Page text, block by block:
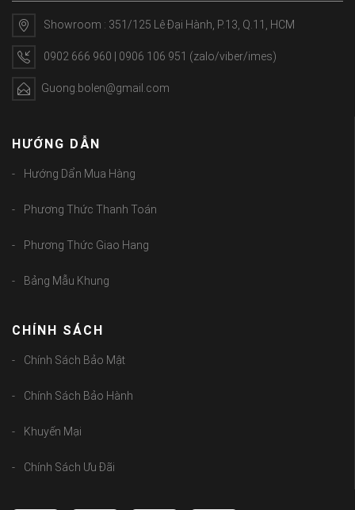
Showroom : 351/125 Lê Đại Hành, P.13, Q.11, HCM
0902 666 960 | 0906 106 951 (zalo/viber/imes)
Guong.bolen@gmail.com
HƯỚNG DẪN
Hướng Dẩn Mua Hàng
Phương Thức Thanh Toán
Phương Thức Giao Hang
Bảng Mẫu Khung
CHÍNH SÁCH
Chính Sách Bảo Mật
Chính Sách Bảo Hành
Khuyến Mại
Chính Sách Ưu Đãi